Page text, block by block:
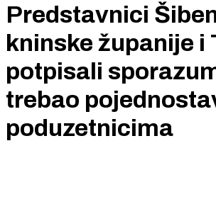
Predstavnici
kninske županije i
potpisali
trebao
poduzetnicima